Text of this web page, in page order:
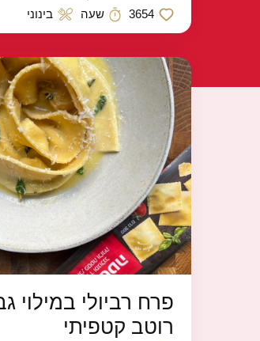
כמות לייקים
3654 זמן הכנה
שעה רמת קושי
בינוני
פרח רביולי במילוי
רוטב קטפיתי